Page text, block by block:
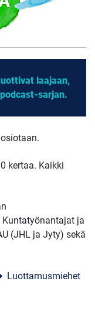
laajaan,
sarjan.
kertaa. Kaikki
ja
(JHL ja Jyty) sekä
Luottamusmiehet